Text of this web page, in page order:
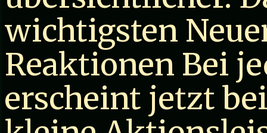
wichtigsten
Reaktionen Bei
erscheint jetzt